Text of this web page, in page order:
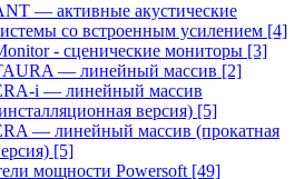
— активные акустические
со встроенным усилением [4]
- сценические мониторы [3]
— линейный массив [2]
i — линейный массив
версия) [5]
— линейный массив (прокатная
[5]
мощности Powersoft [49]